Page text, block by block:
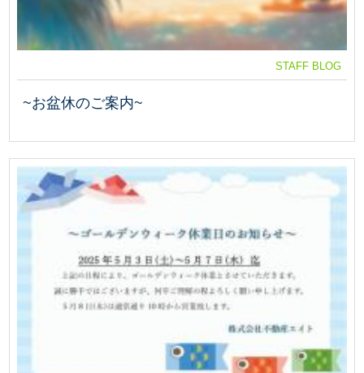
STAFF BLOG
~お盆休のご案内~